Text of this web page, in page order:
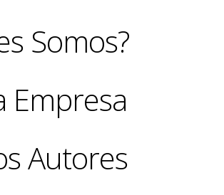
Somos?
Empresa
Autores